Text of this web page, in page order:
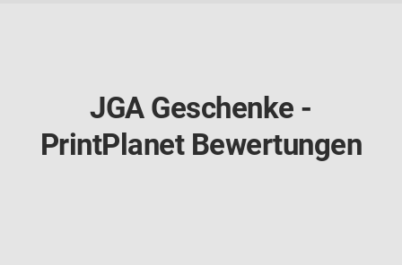
JGA Geschenke -
PrintPlanet Bewertungen